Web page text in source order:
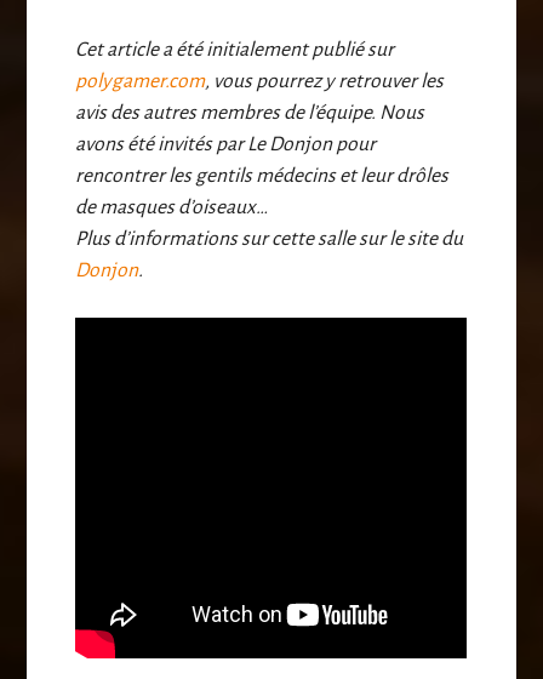
Cet article a été initialement publié sur
polygamer.com, vous pourrez y retrouver les
avis des autres membres de l’équipe. Nous
avons été invités par Le Donjon pour
rencontrer les gentils médecins et leur drôles
de masques d’oiseaux…
Plus d’informations sur cette salle sur le site du
Donjon.